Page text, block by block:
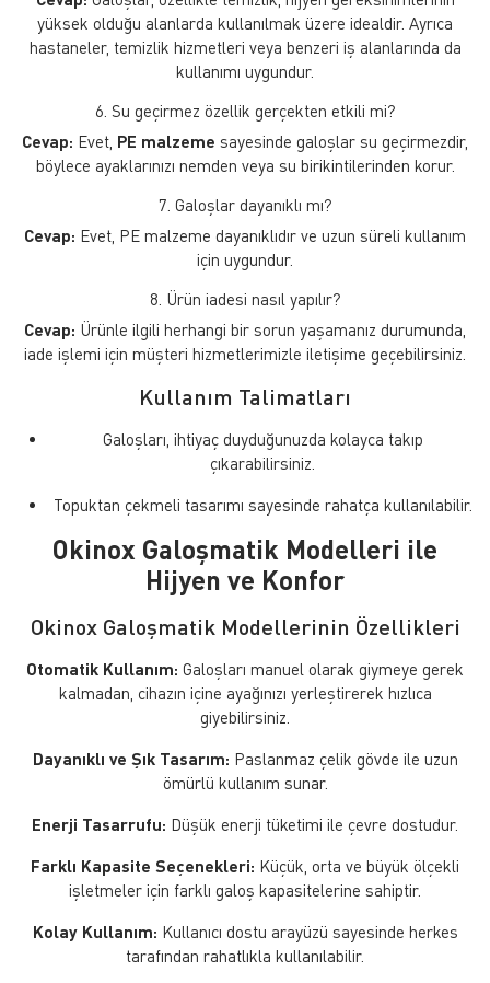
yüksek olduğu alanlarda kullanılmak üzere idealdir. Ayrıca
hastaneler, temizlik hizmetleri veya benzeri iş alanlarında da
kullanımı uygundur.
6. Su geçirmez özellik gerçekten etkili mi?
Cevap: Evet, PE malzeme sayesinde galoşlar su geçirmezdir,
böylece ayaklarınızı nemden veya su birikintilerinden korur.
7. Galoşlar dayanıklı mı?
Cevap: Evet, PE malzeme dayanıklıdır ve uzun süreli kullanım
için uygundur.
8. Ürün iadesi nasıl yapılır?
Cevap: Ürünle ilgili herhangi bir sorun yaşamanız durumunda,
iade işlemi için müşteri hizmetlerimizle iletişime geçebilirsiniz.
Kullanım Talimatları
Galoşları, ihtiyaç duyduğunuzda kolayca takıp
çıkarabilirsiniz.
Topuktan çekmeli tasarımı sayesinde rahatça kullanılabilir.
Okinox Galoşmatik Modelleri ile
Hijyen ve Konfor
Okinox Galoşmatik Modellerinin Özellikleri
Otomatik Kullanım: Galoşları manuel olarak giymeye gerek
kalmadan, cihazın içine ayağınızı yerleştirerek hızlıca
giyebilirsiniz.
Dayanıklı ve Şık Tasarım: Paslanmaz çelik gövde ile uzun
ömürlü kullanım sunar.
Enerji Tasarrufu: Düşük enerji tüketimi ile çevre dostudur.
Farklı Kapasite Seçenekleri: Küçük, orta ve büyük ölçekli
işletmeler için farklı galoş kapasitelerine sahiptir.
Kolay Kullanım: Kullanıcı dostu arayüzü sayesinde herkes
tarafından rahatlıkla kullanılabilir.